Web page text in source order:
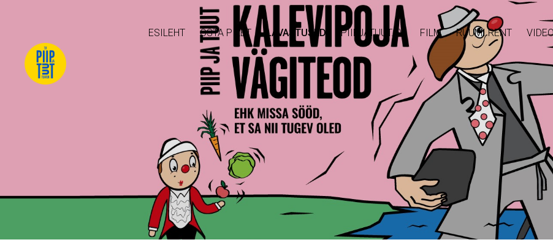
ESILEHT OSTA PILET LAVASTUSED PIIPJATUUT.TV FILM RUUMI RENT